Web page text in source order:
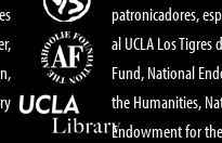
patronicadores,
al UCLA Los Tigres
Fund, National
the Humanities,
Endowment for the